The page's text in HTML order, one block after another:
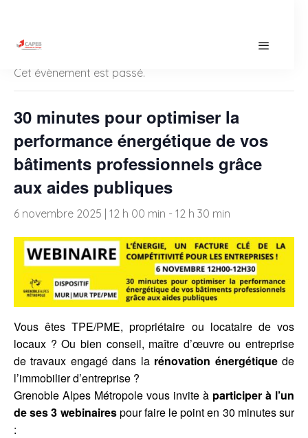
« Tous les Évènements
Cet évènement est passé.
30 minutes pour optimiser la
performance énergétique de vos
bâtiments professionnels grâce
aux aides publiques
6 novembre 2025 | 12 h 00 min - 12 h 30 min
Vous êtes TPE/PME, propriétaire ou locataire de vos
locaux ? Ou bien conseil, maître d’œuvre ou entreprise
de travaux engagé dans la rénovation énergétiquede
l’immobilier d’entreprise ?
Grenoble Alpes Métropole vous invite à participer à l’un
de ses 3 webinairespour faire le point en 30 minutes sur
: